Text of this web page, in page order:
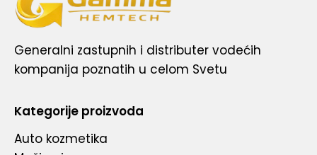
Generalni zastupnih i distributer vodećih
kompanija poznatih u celom Svetu
Kategorije proizvoda
Auto kozmetika